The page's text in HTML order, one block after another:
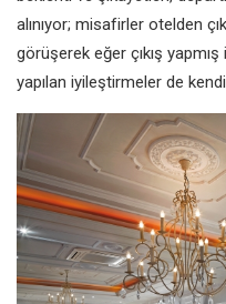
alınıyor; misafirler otelden
görüşerek eğer çıkış
yapılan iyileştirmeler de